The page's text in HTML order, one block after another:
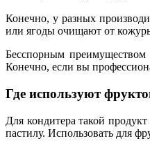
Конечно, у разных
или ягоды очищают от кожуры
Бесспорным преимуществом
Конечно, если вы
Где используют
Для кондитера такой
пастилу. Использовать для